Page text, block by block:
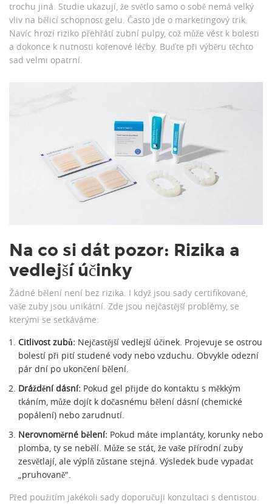
trochu jiná. Studie ukazují, že světlo samo o sobě nemá velký
vliv na bělicí schopnost gelu. Často jde o marketingový trik.
Navíc hrozí riziko přehřátí zubní pulpy, což může vést k bolesti
a dokonce k nutnosti kořenové léčby. Buďte při výběru těchto
sad velmi opatrní.
Na co si dát pozor: Rizika a
vedlejší účinky
Žádné bělení není bez rizika. I když jsou sady certifikované,
vaše zuby jsou unikátní. Zde jsou nejčastější problémy, se
kterými se setkáváme:
Citlivost zubů: Nejčastější vedlejší účinek. Projevuje se ostrou
bolestí při pití studené vody nebo vzduchu. Obvykle odezní
pár dní po ukončení bělení.
Dráždění dásní: Pokud gel přijde do kontaktu s měkkým
tkáním, může dojít k dočasnému bělení dásní (chemické
popálení) nebo zarudnutí.
Nerovnoměrné bělení: Pokud máte implantáty, korunky nebo
plomba, ty se nebělí. Může se stát, že vaše přírodní zuby
zesvětlají, ale výplň zůstane stejná. Výsledek bude vypadat
„pruhovaně".
Před použitím jakékoli sady doporučuji konzultaci s dentistou.